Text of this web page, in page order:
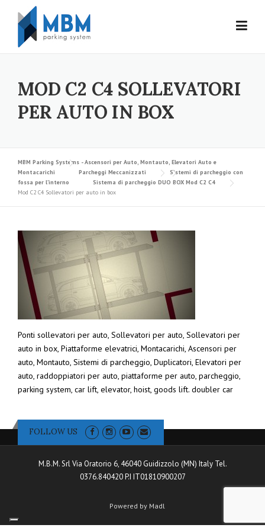
Skip to content
MOD C2 C4 SOLLEVATORI
PER AUTO IN BOX
MBM Parking Systems - Ascensori per Auto, Montauto, Elevatori Auto e
Montacarichi
Parcheggi Meccanizzati
Sistemi di parcheggio con
fossa per l’interno
Sistema di parcheggio DUO BOX Mod C2 C4
Mod C2 C4 Sollevatori per auto in box
Ponti sollevatori per auto, Sollevatori per auto, Sollevatori per
auto in box, Piattaforme elevatrici, Montacarichi, Ascensori per
auto, Montauto, Sistemi di parcheggio, Duplicatori, Elevatori per
auto, raddoppiatori per auto, piattaforme per auto, parcheggio,
parking system, car lift, elevator, hoist, goods lift. doubler car
FOLLOW US
M.B.M. Srl Via Oratorio 6, 46040 Guidizzolo (MN) Italy Tel.
0376.840420 P.I IT01810900207
Powered by Madl